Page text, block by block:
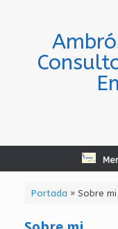
Portada» Sobre mi